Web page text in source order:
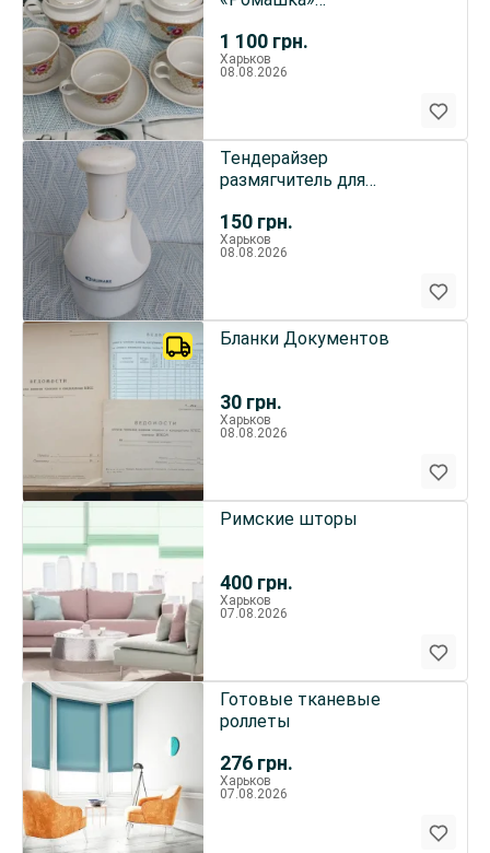
1 100 грн.
фарфоровый завод ссср
Харьков
08.08.2026
150 грн.
Тендерайзер
размягчитель для
Харьков
08.08.2026
30 грн.
Бланки Документов
Харьков
08.08.2026
400 грн.
Римские шторы
Харьков
07.08.2026
276 грн.
Готовые тканевые
роллеты
Харьков
07.08.2026